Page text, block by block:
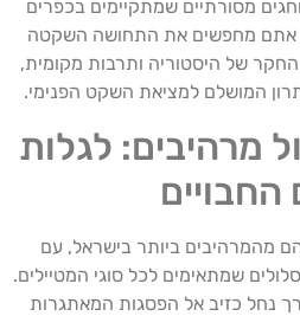
מסורתיים שמתקיימים בכפרים
אתם מחפשים את התחושה השקטה
של היסטוריה ותרבות מקומית,
המושלם למציאת השקט הפנימי.
מרהיבים: לגלות
הם מהמרהיבים ביותר בישראל, עם
שמתאימים לכל סוגי המטיילים.
נחל כזיב אל הפסגות המאתגרות